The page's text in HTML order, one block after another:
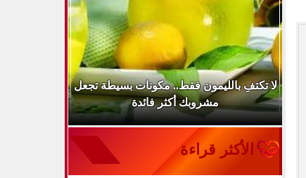
لا تكتفِ بالليمون فقط.. مكونات بسيطة تجعل
مشروبك أكثر فائدة
الأكثر قراءة